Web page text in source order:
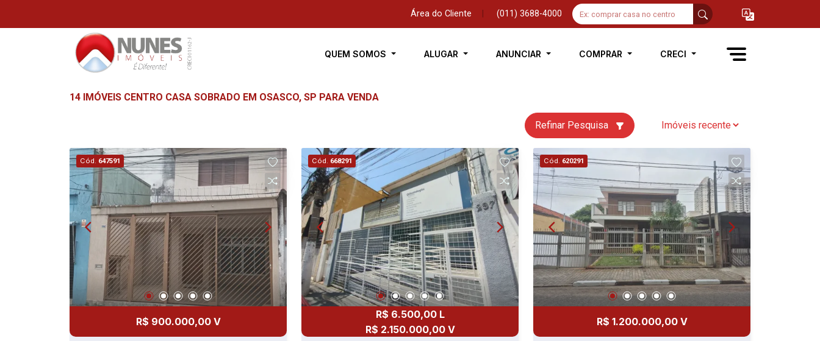
Área do Cliente (011) 3688-4000
QUEM SOMOS ALUGAR ANUNCIAR COMPRAR CRECI
14 IMÓVEIS CENTRO CASA SOBRADO EM OSASCO, SP PARA VENDA
Refinar Pesquisa
Cód. 647591
R$ 900.000,00 V
Cód. 668291
R$ 6.500,00 L
R$ 2.150.000,00 V
Cód. 620291
R$ 1.200.000,00 V